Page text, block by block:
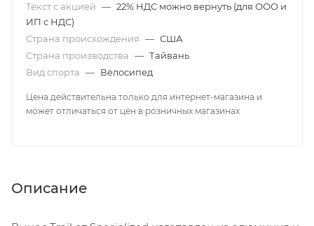
Текст с акцией — 22% НДС можно вернуть (для ООО и
ИП с НДС)
Страна происхождения — США
Страна производства — Тайвань
Вид спорта — Велосипед
Цена действительна только для интернет-магазина и
может отличаться от цен в розничных магазинах
Описание